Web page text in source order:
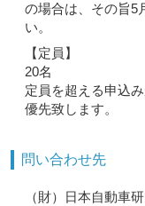
の場合は、その旨5
い。
【定員】
20名
定員を超える申込
優先致します。
問い合わせ先
（財）日本自動